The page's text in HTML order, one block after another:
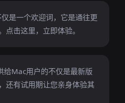
是一个欢迎词，它是通往更
点击这里，立即体验。
给Mac用户的不仅是最新版
还有试用期让您亲身体验其